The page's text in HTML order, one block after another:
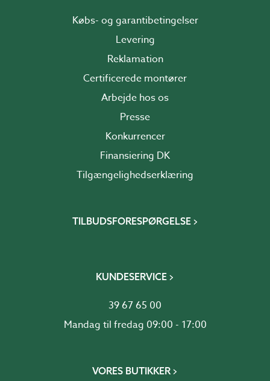
Købs- og garantibetingelser
Levering
Reklamation
Certificerede montører
Arbejde hos os
Presse
Konkurrencer
Finansiering DK
Tilgængelighedserklæring
TILBUDSFORESPØRGELSE
KUNDESERVICE
39 67 65 00
Mandag til fredag 09:00 - 17:00
VORES BUTIKKER